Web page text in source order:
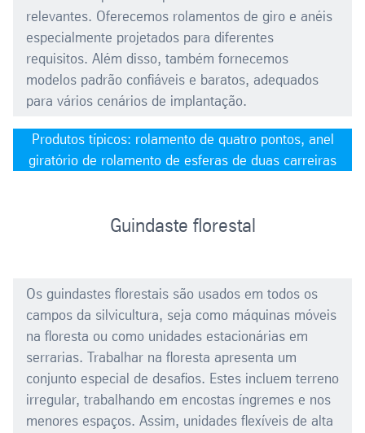
relevantes. Oferecemos rolamentos de giro e anéis
especialmente projetados para diferentes
requisitos. Além disso, também fornecemos
modelos padrão confiáveis e baratos, adequados
para vários cenários de implantação.
Produtos típicos: rolamento de quatro pontos, anel
giratório de rolamento de esferas de duas carreiras
Guindaste florestal
Os guindastes florestais são usados em todos os
campos da silvicultura, seja como máquinas móveis
na floresta ou como unidades estacionárias em
serrarias. Trabalhar na floresta apresenta um
conjunto especial de desafios. Estes incluem terreno
irregular, trabalhando em encostas íngremes e nos
menores espaços. Assim, unidades flexíveis de alta